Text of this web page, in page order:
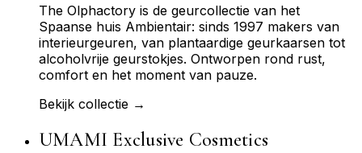
The Olphactory is de geurcollectie van het
Spaanse huis Ambientair: sinds 1997 makers van
interieurgeuren, van plantaardige geurkaarsen tot
alcoholvrije geurstokjes. Ontworpen rond rust,
comfort en het moment van pauze.
Bekijk collectie →
UMAMI Exclusive Cosmetics